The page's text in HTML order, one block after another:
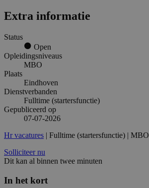
Extra informatie
Status
Open
Opleidingsniveaus
MBO
Plaats
Eindhoven
Dienstverbanden
Fulltime (startersfunctie)
Gepubliceerd op
07-07-2026
Hr vacatures | Fulltime (startersfunctie) | MBO
Solliciteer nu
Dit kan al binnen twee minuten
In het kort